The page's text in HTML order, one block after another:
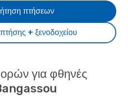
+ ξενοδοχείου
πτήσεων
για φθηνές